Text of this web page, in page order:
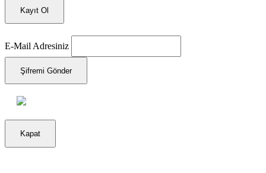
Kayıt Ol
E-Mail Adresiniz
Şifremi Gönder
Kapat